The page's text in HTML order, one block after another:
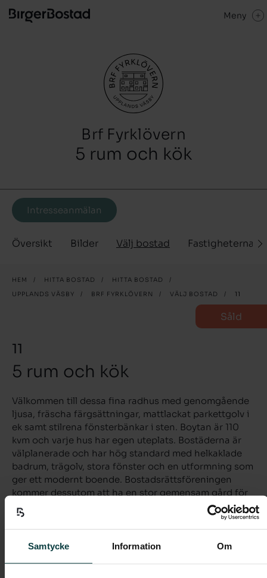
Samtycke Information Om
Meny
Brf Fyrklövern
5 rum och kök
Intresseanmälan
Översikt Bilder Välj bostad Fastigheterna
HEM / HITTA BOSTAD / HITTA BOSTAD
/
UPPLANDS VÄSBY
/ BRF FYRKLÖVERN / VÄLJ BOSTAD / 11
Såld
11
5 rum och kök
Välkommen till dessa fina radhus med genomgående
ljusa, fräscha färgsättningar, mattlackat parkettgolv i
ek samt stilrena fönsterbänkar i sten. Boytan är 110
kvm och varje hus har egen uteplats. Bostäderna är
välplanerade och har hög standard med helkaklade
badrum, trägolv, stora fönster och en utformning som
ger ett modernt boende. Bostadsrättsföreningen
kommer dessutom att ha en stor gemensam gård för
odling, gemenskap och aktiviteter. Köken har vita
släta luckor med push-funktion samt mjuk- och
självstängande lådor. Köken är fullt utrustade med kyl,
frys, diskmaskin, mikrovågsugn, varmluftsugn samt